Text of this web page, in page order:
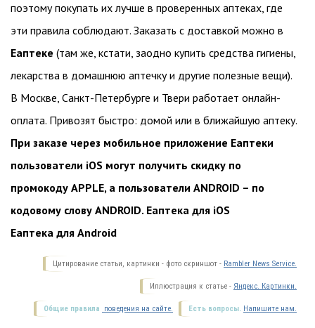
поэтому покупать их лучше в проверенных аптеках, где
эти правила соблюдают. Заказать с доставкой можно в
Еаптеке (там же, кстати, заодно купить средства гигиены,
лекарства в домашнюю аптечку и другие полезные вещи).
В Москве, Санкт-Петербурге и Твери работает онлайн-
оплата. Привозят быстро: домой или в ближайшую аптеку.
При заказе через мобильное приложение Еаптеки
пользователи iOS могут получить скидку по
промокоду APPLE, а пользователи ANDROID – по
кодовому слову ANDROID. Еаптека для iOS
Еаптека для Android
Цитирование статьи, картинки - фото скриншот - Rambler News Service.
Иллюстрация к статье - Яндекс. Картинки.
Есть вопросы. Напишите нам.
Общие правила поведения на сайте.